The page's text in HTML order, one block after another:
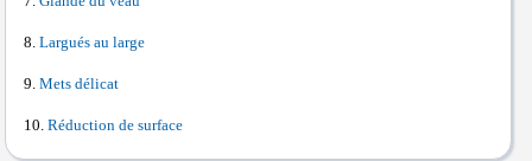
Largués au large
Mets délicat
Réduction de surface